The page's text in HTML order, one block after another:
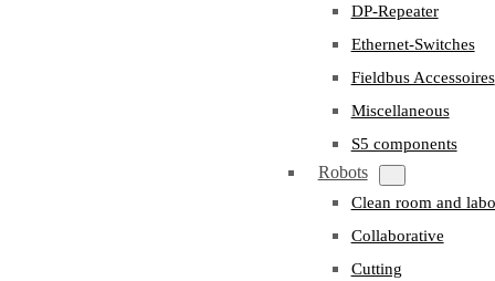
DP-Repeater
Ethernet-Switches
Fieldbus Accessoires
Miscellaneous
S5 components
Robots
Clean room and
Collaborative
Cutting